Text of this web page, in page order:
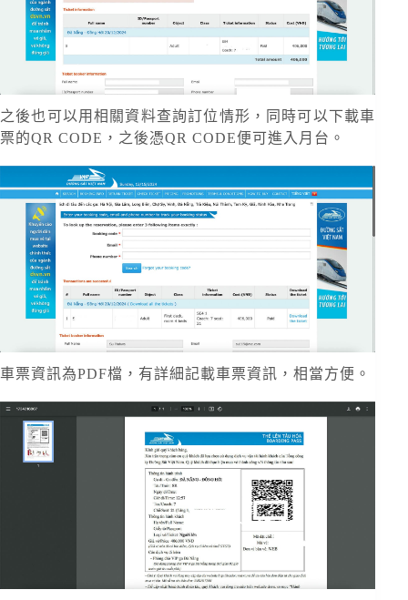
之後也可以用相關資料查詢訂位情形，同時可以下載車
票的QR CODE，之後憑QR CODE便可進入月台。
車票資訊為PDF檔，有詳細記載車票資訊，相當方便。